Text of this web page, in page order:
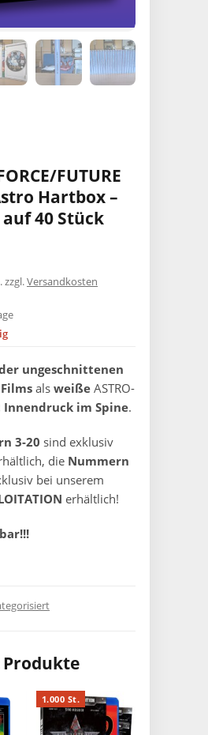
FUTURE
Hartbox –
40 Stück
zzgl.Versandkosten
ungeschnittenen
als weiße ASTRO-
im Spine.
3-20 sind exklusiv
die Nummern
bei unserem
erhältlich!
1.000 St.